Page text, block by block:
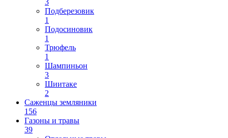
3
Подберезовик
1
Подосиновик
1
Трюфель
1
Шампиньон
3
Шиитаке
2
Саженцы земляники
156
Газоны и травы
39